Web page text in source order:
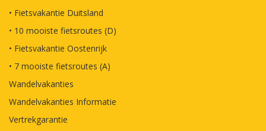
• Fietsvakantie Duitsland
• 10 mooiste fietsroutes (D)
• Fietsvakantie Oostenrijk
• 7 mooiste fietsroutes (A)
Wandelvakanties
Wandelvakanties Informatie
Vertrekgarantie